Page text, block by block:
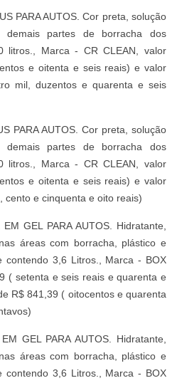
PARA AUTOS. Cor preta, solução
partes de borracha dos
litros., Marca - CR CLEAN, valor
e oitenta e seis reais) e valor
mil, duzentos e quarenta e seis
PARA AUTOS. Cor preta, solução
partes de borracha dos
litros., Marca - CR CLEAN, valor
e oitenta e seis reais) e valor
cento e cinquenta e oito reais)
GEL PARA AUTOS. Hidratante,
áreas com borracha, plástico e
contendo 3,6 Litros., Marca - BOX
( setenta e seis reais e quarenta e
R$ 841,39 ( oitocentos e quarenta
GEL PARA AUTOS. Hidratante,
áreas com borracha, plástico e
contendo 3,6 Litros., Marca - BOX